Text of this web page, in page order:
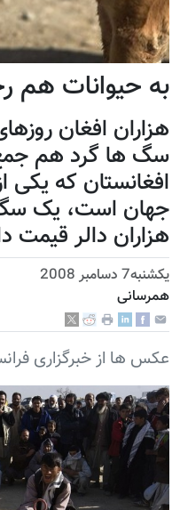
به حیوانات هم
هزاران افغان
سگ ها گرد هم
افغانستان که يکی
جهان است، يک
هزاران دالر قيمت
يكشنبه7 دسامبر 2008
همرسانی
عکس ها از خبرگزاری